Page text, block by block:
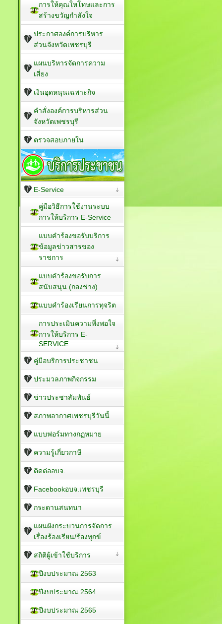
การให้คุณใหโทษและการ
สร้างขวัญกำลังใจ
ประกาศองค์การบริหาร
ส่วนจังหวัดเพชรบุรี
แผนบริหารจัดการความ
เสี่ยง
เงินอุดหนุนเฉพาะกิจ
คำสั่งองค์การบริหารส่วน
จังหวัดเพชรบุรี
ตรวจสอบภายใน
E-Service
คู่มือวิธีการใช้งานระบบ
การให้บริการ E-Service
แบบคำร้องขอรับบริการ
ข้อมูลข่าวสารของ
ราชการ
แบบคำร้องขอรับการ
สนับสนุน (กองช่าง)
แบบคำร้องเรียนการทุจริต
การประเมินความพึ่งพอใจ
การให้บริการ E-
SERVICE
คู่มือบริการประชาชน
ประมวลภาพกิจกรรม
ข่าวประชาสัมพันธ์
สภาพอากาศเพชรบุรีวันนี้
แบบฟอร์มทางกฏหมาย
ความรู้เกี่ยวกาษี
ติดต่ออบจ.
Facebookอบจ.เพชรบุรี
กระดานสนทนา
แผนผังกระบวนการจัดการ
เรื่องร้องเรียน/ร้องทุกข์
สถิติผู้เข้าใช้บริการ
ปีงบประมาณ 2563
ปีงบประมาณ 2564
ปีงบประมาณ 2565